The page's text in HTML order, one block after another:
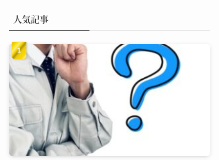
人気記事